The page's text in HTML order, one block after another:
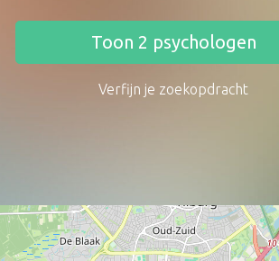
Toon 2 psychologen
Verfijn je zoekopdracht